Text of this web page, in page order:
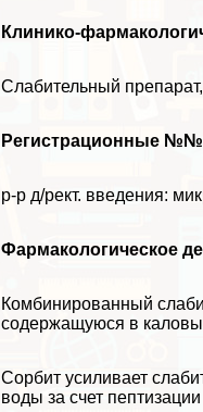
Клинико-
Слабительный
Регистрационные
р-р д/рект. введения:
Фармакологическое
Комбинированный
содержащуюся в
Сорбит усиливает
воды за счет